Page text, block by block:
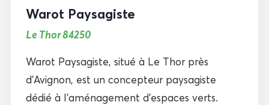
Warot Paysagiste
Le Thor 84250
Warot Paysagiste, situé à Le Thor près
d’Avignon, est un concepteur paysagiste
dédié à l’aménagement d’espaces verts.